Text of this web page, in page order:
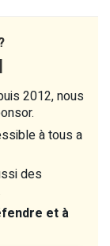
2012, nous
à tous a
des
et à